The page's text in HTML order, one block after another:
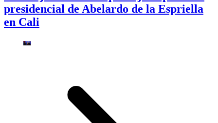
presidencial de Abelardo de la Espriella
en Cali